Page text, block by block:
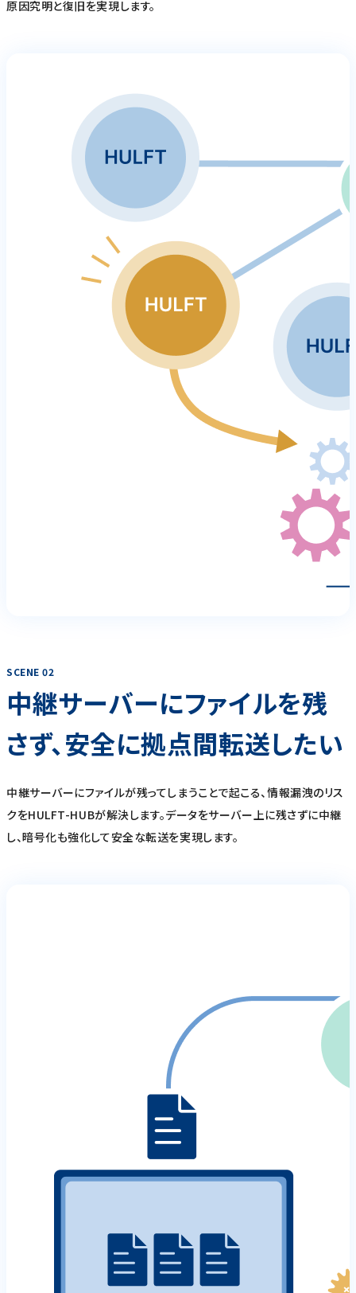
原因究明と復旧を実現します。
SCENE 02
中継サーバーにファイルを残
さず、安全に拠点間転送したい
中継サーバーにファイルが残ってしまうことで起こる、情報漏洩のリス
クをHULFT-HUBが解決します。データをサーバー上に残さずに中継
し、暗号化も強化して安全な転送を実現します。